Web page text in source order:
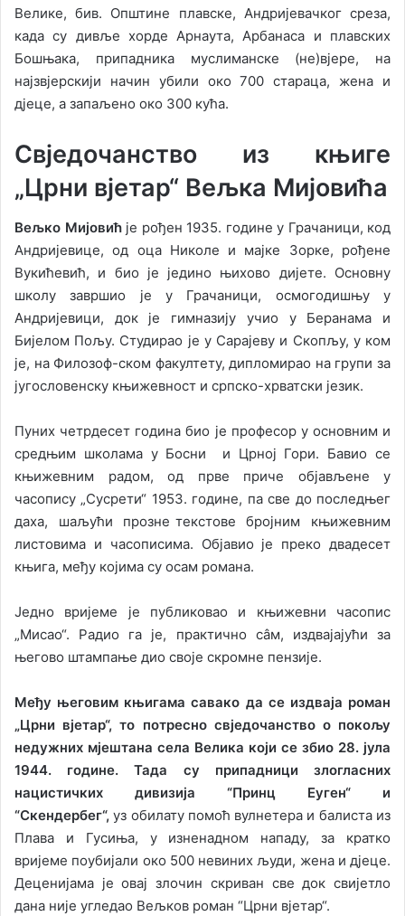
Велике, бив. Општине плавске, Андријевачког среза,
када су дивље хорде Арнаута, Арбанаса и плавских
Бошњака, припадника муслиманске (не)вјере, на
најзвјерскији начин убили око 700 стараца, жена и
дјеце, а запаљено око 300 кућа.
Свједочанство из књиге
„Црни вјетар“ Вељка Мијовића
Вељко Мијовићје рођен 1935. године у Грачаници, код
Андријевице, од оца Николе и мајке Зорке, рођене
Вукићевић, и био је једино њихово дијете. Основну
школу завршио је у Грачаници, осмогодишњу у
Андријевици, док је гимназију учио у Беранама и
Бијелом Пољу. Студирао је у Сарајеву и Скопљу, у ком
је, на Филозоф-ском факултету, дипломирао на групи за
југословенску књижевност и српско-хрватски језик.
Пуних четрдесет година био је професор у основним и
средњим школама у Босни и Црној Гори. Бавио се
књижевним радом, од прве приче објављене у
часопису „Сусрети“ 1953. године, па све до последњег
даха, шаљући прозне текстове бројним књижевним
листовима и часописима. Објавио је преко двадесет
књига, међу којима су осам романа.
Једно вријеме је публиковао и књижевни часопис
„Мисао“. Радио га је, практично сâм, издвајајући за
његово штампање дио своје скромне пензије.
Међу његовим књигама савако да се издваја роман
„Црни вјетар“, то потресно свједочанство о покољу
недужних мјештана села Велика који се збио 28. јула
1944. године. Тада су припадници злогласних
нацистичких дивизија “Принц Еуген“ и
“Скендербег“, уз обилату помоћ вулнетера и балиста из
Плава и Гусиња, у изненадном нападу, за кратко
вријеме поубијали око 500 невиних људи, жена и дјеце.
Деценијама је овај злочин скриван све док свијетло
дана није угледао Вељков роман “Црни вјетар“.